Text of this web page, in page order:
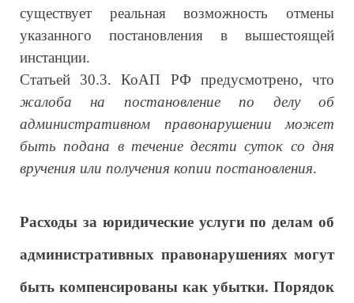
существует реальная возможность отмены
указанного постановления в вышестоящей
инстанции.
Статьей 30.3. КоАП РФ предусмотрено, что
жалоба на постановление по делу об
административном правонарушении может
быть подана в течение десяти суток со дня
вручения или получения копии постановления.
Расходы за юридические услуги по делам об
административных правонарушениях могут
быть компенсированы как убытки. Порядок